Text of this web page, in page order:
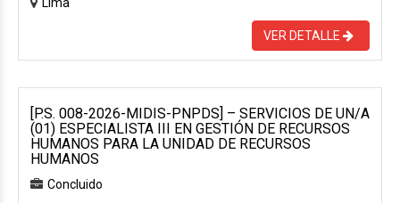
VER DETALLE
[P.S. 008-2026-MIDIS-PNPDS] – SERVICIOS DE UN/A
(01) ESPECIALISTA III EN GESTIÓN DE RECURSOS
HUMANOS PARA LA UNIDAD DE RECURSOS
HUMANOS
Concluido